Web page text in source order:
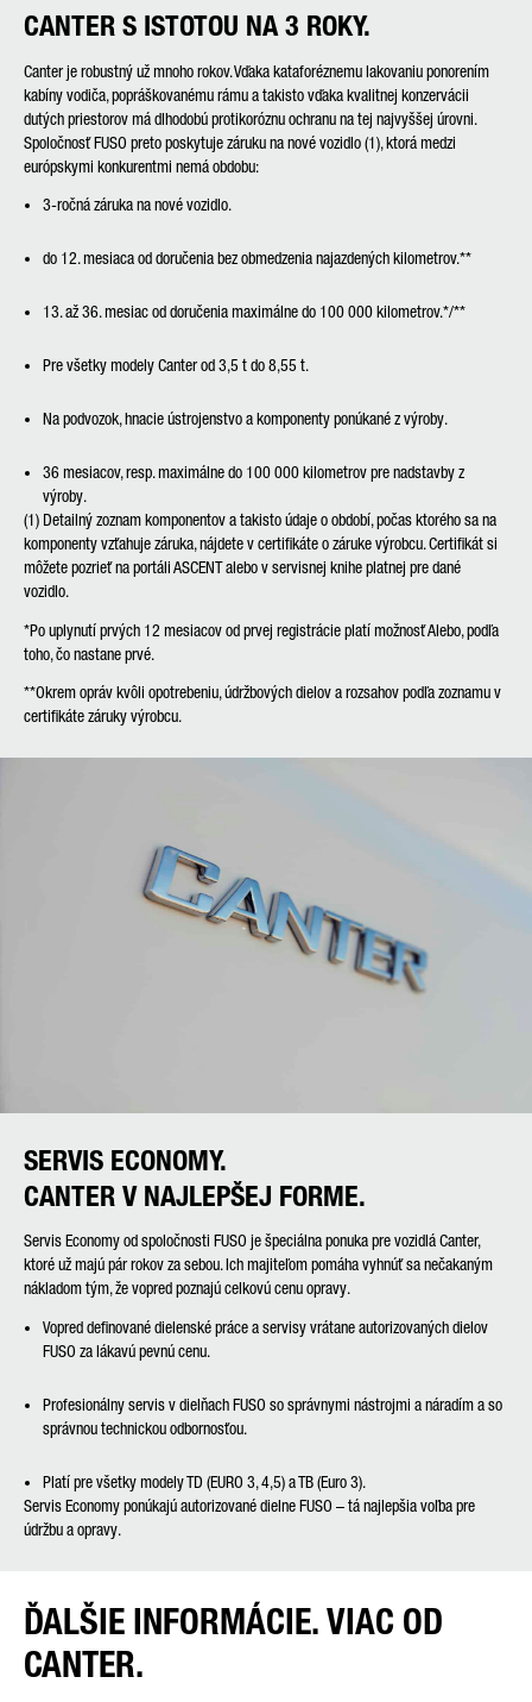
CANTER S ISTOTOU NA 3 ROKY.
Canter je robustný už mnoho rokov. Vďaka kataforéznemu lakovaniu ponorením
kabíny vodiča, popráškovanému rámu a takisto vďaka kvalitnej konzervácii
dutých priestorov má dlhodobú protikoróznu ochranu na tej najvyššej úrovni.
Spoločnosť FUSO preto poskytuje záruku na nové vozidlo (1), ktorá medzi
európskymi konkurentmi nemá obdobu:
3-ročná záruka na nové vozidlo.
do 12. mesiaca od doručenia bez obmedzenia najazdených kilometrov.**
13. až 36. mesiac od doručenia maximálne do 100 000 kilometrov.*/**
Pre všetky modely Canter od 3,5 t do 8,55 t.
Na podvozok, hnacie ústrojenstvo a komponenty ponúkané z výroby.
36 mesiacov, resp. maximálne do 100 000 kilometrov pre nadstavby z
výroby.
(1) Detailný zoznam komponentov a takisto údaje o období, počas ktorého sa na
komponenty vzťahuje záruka, nájdete v certifikáte o záruke výrobcu. Certifikát si
môžete pozrieť na portáli ASCENT alebo v servisnej knihe platnej pre dané
vozidlo.
*Po uplynutí prvých 12 mesiacov od prvej registrácie platí možnosť Alebo, podľa
toho, čo nastane prvé.
**Okrem opráv kvôli opotrebeniu, údržbových dielov a rozsahov podľa zoznamu v
certifikáte záruky výrobcu.
SERVIS ECONOMY.
CANTER V NAJLEPŠEJ FORME.
Servis Economy od spoločnosti FUSO je špeciálna ponuka pre vozidlá Canter,
ktoré už majú pár rokov za sebou. Ich majiteľom pomáha vyhnúť sa nečakaným
nákladom tým, že vopred poznajú celkovú cenu opravy.
Vopred definované dielenské práce a servisy vrátane autorizovaných dielov
FUSO za lákavú pevnú cenu.
Profesionálny servis v dielňach FUSO so správnymi nástrojmi a náradím a so
správnou technickou odbornosťou.
Platí pre všetky modely TD (EURO 3, 4,5) a TB (Euro 3).
Servis Economy ponúkajú autorizované dielne FUSO – tá najlepšia voľba pre
údržbu a opravy.
ĎALŠIE INFORMÁCIE. VIAC OD
CANTER.